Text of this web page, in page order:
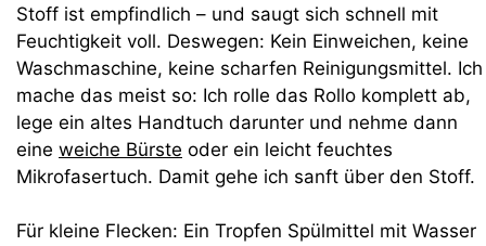
Stoff ist empfindlich – und saugt sich schnell mit
Feuchtigkeit voll. Deswegen: Kein Einweichen, keine
Waschmaschine, keine scharfen Reinigungsmittel. Ich
mache das meist so: Ich rolle das Rollo komplett ab,
lege ein altes Handtuch darunter und nehme dann
eine weiche Bürste oder ein leicht feuchtes
Mikrofasertuch. Damit gehe ich sanft über den Stoff.
Für kleine Flecken: Ein Tropfen Spülmittel mit Wasser